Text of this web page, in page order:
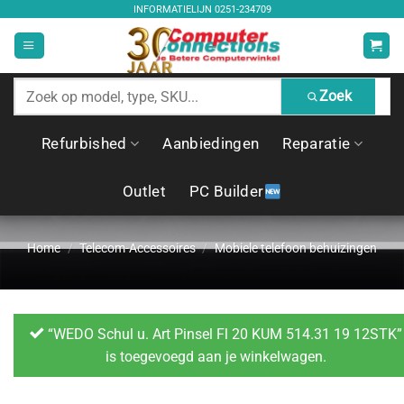
inhoud
INFORMATIELIJN 0251-234709
Zoek
producten
Zoek
Refurbished Aanbiedingen Reparatie
Outlet PC Builder
Home / Telecom-Accessoires / Mobiele telefoon behuizingen
“WEDO Schul u. Art Pinsel Fl 20 KUM 514.31 19 12STK”
is toegevoegd aan je winkelwagen.